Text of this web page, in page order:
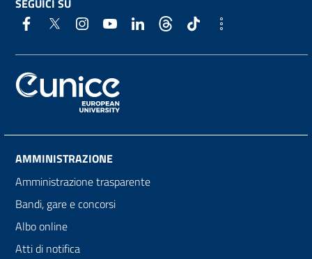
SEGUICI SU
AMMINISTRAZIONE
Amministrazione trasparente
Bandi, gare e concorsi
Albo online
Atti di notifica